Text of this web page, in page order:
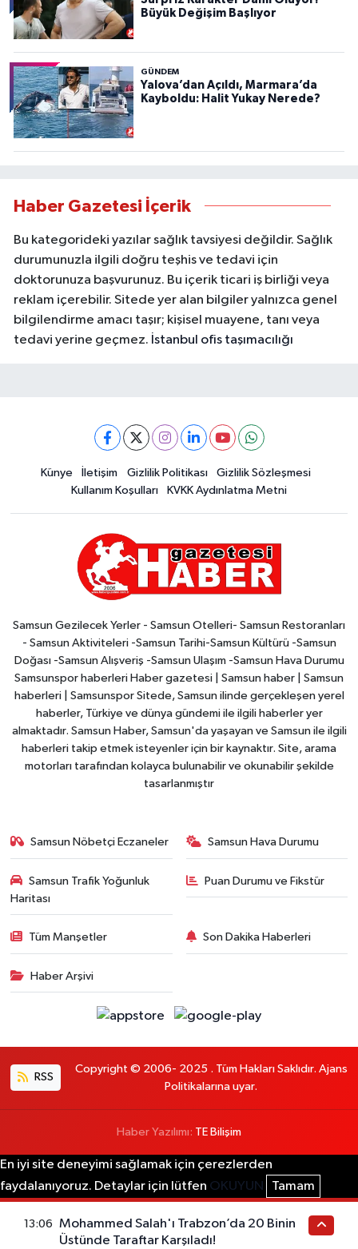
Büyük Değişim Başlıyor
GÜNDEM
Yalova’dan Açıldı, Marmara’da
Kayboldu: Halit Yukay Nerede?
Haber Gazetesi İçerik
Bu kategorideki yazılar sağlık tavsiyesi değildir. Sağlık
durumunuzla ilgili doğru teşhis ve tedavi için
doktorunuza başvurunuz. Bu içerik ticari iş birliği veya
reklam içerebilir. Sitede yer alan bilgiler yalnızca genel
bilgilendirme amacı taşır; kişisel muayene, tanı veya
tedavi yerine geçmez. İstanbul ofis taşımacılığı
Künye İletişim Gizlilik Politikası
Gizlilik Sözleşmesi
Kullanım Koşulları
KVKK Aydınlatma Metni
Samsun Gezilecek Yerler - Samsun Otelleri- Samsun Restoranları
- Samsun Aktiviteleri -Samsun Tarihi-Samsun Kültürü -Samsun
Doğası -Samsun Alışveriş -Samsun Ulaşım -Samsun Hava Durumu
Samsunspor haberleri Haber gazetesi | Samsun haber | Samsun
haberleri | Samsunspor Sitede, Samsun ilinde gerçekleşen yerel
haberler, Türkiye ve dünya gündemi ile ilgili haberler yer
almaktadır. Samsun Haber, Samsun'da yaşayan ve Samsun ile ilgili
haberleri takip etmek isteyenler için bir kaynaktır. Site, arama
motorları tarafından kolayca bulunabilir ve okunabilir şekilde
tasarlanmıştır
Samsun Nöbetçi Eczaneler Samsun Hava Durumu
Samsun Trafik Yoğunluk
Haritası
Puan Durumu ve Fikstür
Tüm Manşetler Son Dakika Haberleri
Haber Arşivi
RSS
Copyright © 2006- 2025 . Tüm Hakları Saklıdır. Ajans
Politikalarına uyar.
Haber Yazılımı: TE Bilişim
En iyi site deneyimi sağlamak için çerezlerden
faydalanıyoruz. Detaylar için lütfen OKUYUN Tamam
13:06
Mohammed Salah'ı Trabzon’da 20 Binin
Üstünde Taraftar Karşıladı!